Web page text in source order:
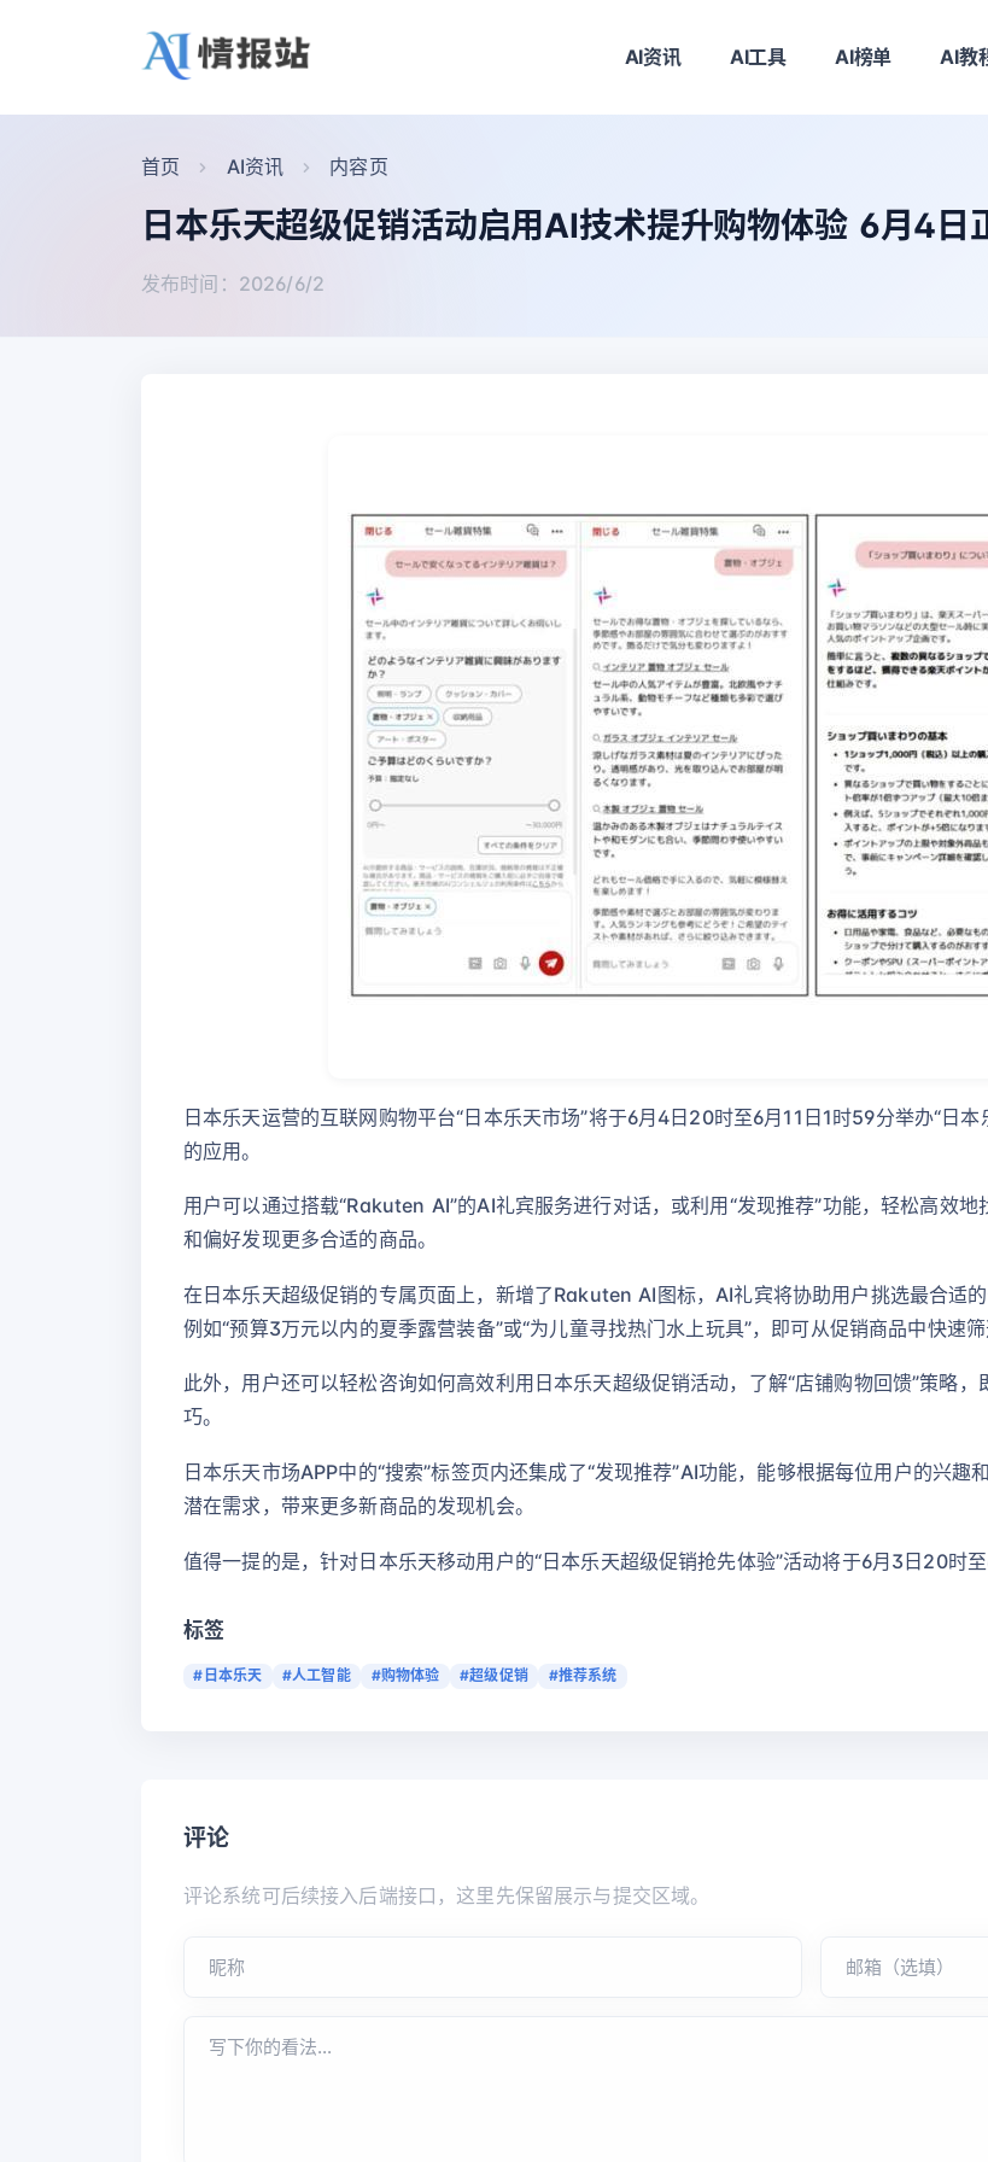
AI资讯 AI工具 AI榜单 AI教
首页 AI资讯 内容页
日本乐天超级促销活动启用AI技术提升购物体验 6月4日
发布时间：2026/6/2
日本乐天运营的互联网购物平台“日本乐天市场”将于6月4日20时至6月11日1时59分举办“日
的应用。
用户可以通过搭载“Rakuten AI”的AI礼宾服务进行对话，或利用“发现推荐”功能，轻松高效
和偏好发现更多合适的商品。
在日本乐天超级促销的专属页面上，新增了Rakuten AI图标，AI礼宾将协助用户挑选最合适
例如“预算3万元以内的夏季露营装备”或“为儿童寻找热门水上玩具”，即可从促销商品中快速筛
此外，用户还可以轻松咨询如何高效利用日本乐天超级促销活动，了解“店铺购物回馈”策略
巧。
日本乐天市场APP中的“搜索”标签页内还集成了“发现推荐”AI功能，能够根据每位用户的兴
潜在需求，带来更多新商品的发现机会。
值得一提的是，针对日本乐天移动用户的“日本乐天超级促销抢先体验”活动将于6月3日20时
标签
#日本乐天 #人工智能 #购物体验 #超级促销 #推荐系统
评论
评论系统可后续接入后端接口，这里先保留展示与提交区域。